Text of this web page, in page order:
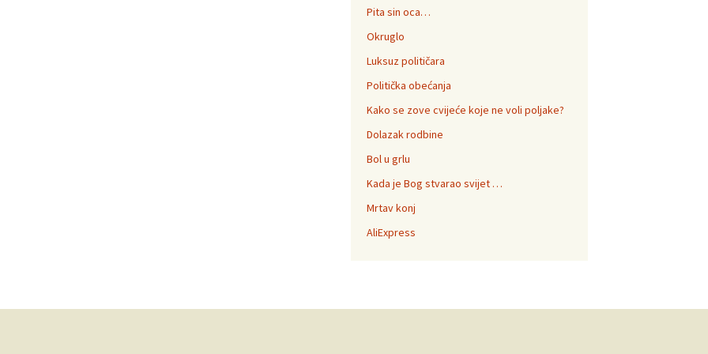
Pita sin oca…
Okruglo
Luksuz političara
Politička obećanja
Kako se zove cvijeće koje ne voli poljake?
Dolazak rodbine
Bol u grlu
Kada je Bog stvarao svijet …
Mrtav konj
AliExpress